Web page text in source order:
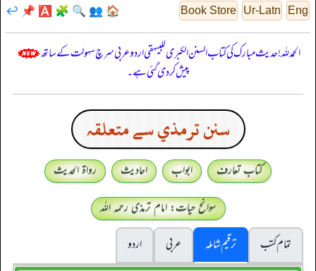
Eng
Ur-Latn
Book Store
🏠
👥
🔍
🧩
🅰️
📌
↩️
الحمدللہ! حدیث مبارک کی کتاب السنن الكبرى للبيهقي اردو عربی سرچ سہولت کے ساتھ
پیش کر دی گئی ہے۔
سنن ترمذي سے متعلقہ
کتاب تعارف ابواب احادیث
رواۃ الحدیث
سوانح حیات: امام ترمذی رحمہ اللہ
تمام کتب
ترقیم شاملہ عربی
اردو